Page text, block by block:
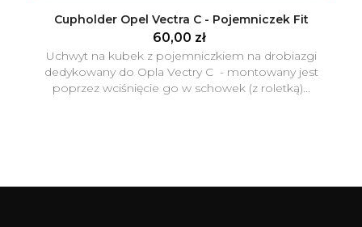
Cupholder Opel Vectra C - Pojemniczek Fit
60,00 zł
Uchwyt na kubek z pojemniczkiem na drobiazgi
dedykowany do Opla Vectry C - montowany jest
poprzez wciśnięcie go w schowek (z roletką)...